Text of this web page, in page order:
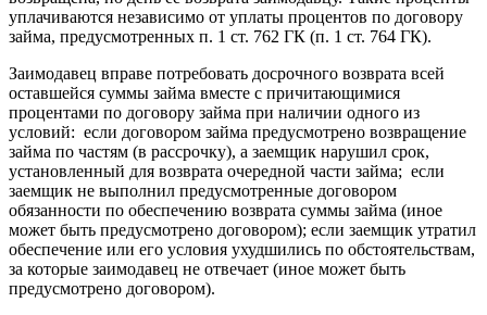
уплачиваются независимо от уплаты процентов по договору
займа, предусмотренных п. 1 ст. 762 ГК (п. 1 ст. 764 ГК).
Заимодавец вправе потребовать досрочного возврата всей
оставшейся суммы займа вместе с причитающимися
процентами по договору займа при наличии одного из
условий: если договором займа предусмотрено возвращение
займа по частям (в рассрочку), а заемщик нарушил срок,
установленный для возврата очередной части займа; если
заемщик не выполнил предусмотренные договором
обязанности по обеспечению возврата суммы займа (иное
может быть предусмотрено договором); если заемщик утратил
обеспечение или его условия ухудшились по обстоятельствам,
за которые заимодавец не отвечает (иное может быть
предусмотрено договором).